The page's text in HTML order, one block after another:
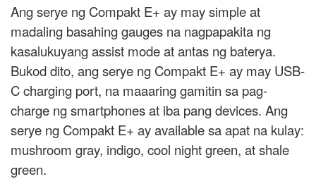
Ang serye ng Compakt E+ ay may simple at
madaling basahing gauges na nagpapakita ng
kasalukuyang assist mode at antas ng baterya.
Bukod dito, ang serye ng Compakt E+ ay may USB-
C charging port, na maaaring gamitin sa pag-
charge ng smartphones at iba pang devices. Ang
serye ng Compakt E+ ay available sa apat na kulay:
mushroom gray, indigo, cool night green, at shale
green.